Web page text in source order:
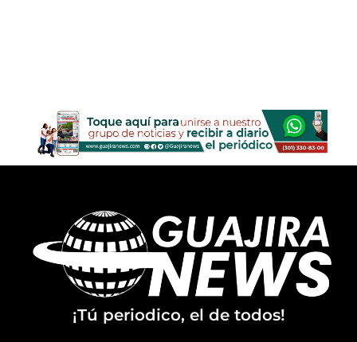
¡Tú periodico, el de todos!